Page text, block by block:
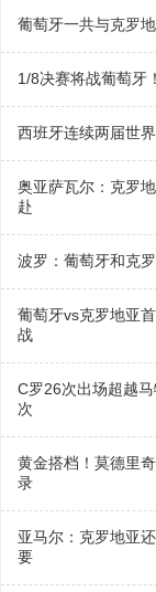
葡萄牙一共与克罗
1/8决赛将战葡萄牙
西班牙连续两届世
奥亚萨瓦尔：克罗
赴
波罗：葡萄牙和克
葡萄牙vs克罗地亚
战
C罗26次出场超越
次
黄金搭档！莫德里
录
亚马尔：克罗地亚
要